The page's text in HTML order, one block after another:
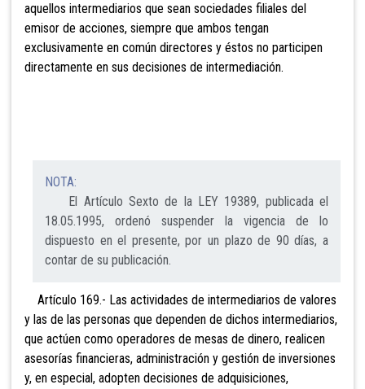
aquellos intermediarios que sean sociedades filiales del
emisor de acciones, siempre que ambos tengan
exclusivamente en común directores y éstos no participen
directamente en sus decisiones de intermediación.
NOTA:
El Artículo Sexto de la LEY 19389, publicada el
18.05.1995, ordenó suspender la vigencia de lo
dispuesto en el presente, por un plazo de 90 días, a
contar de su publicación.
Artículo 169.- Las actividades de intermediarios de valores
y las de las personas que dependen de dichos intermediarios,
que actúen como operadores de mesas de dinero, realicen
asesorías financieras, administración y gestión de inversiones
y, en especial, adopten decisiones de adquisiciones,